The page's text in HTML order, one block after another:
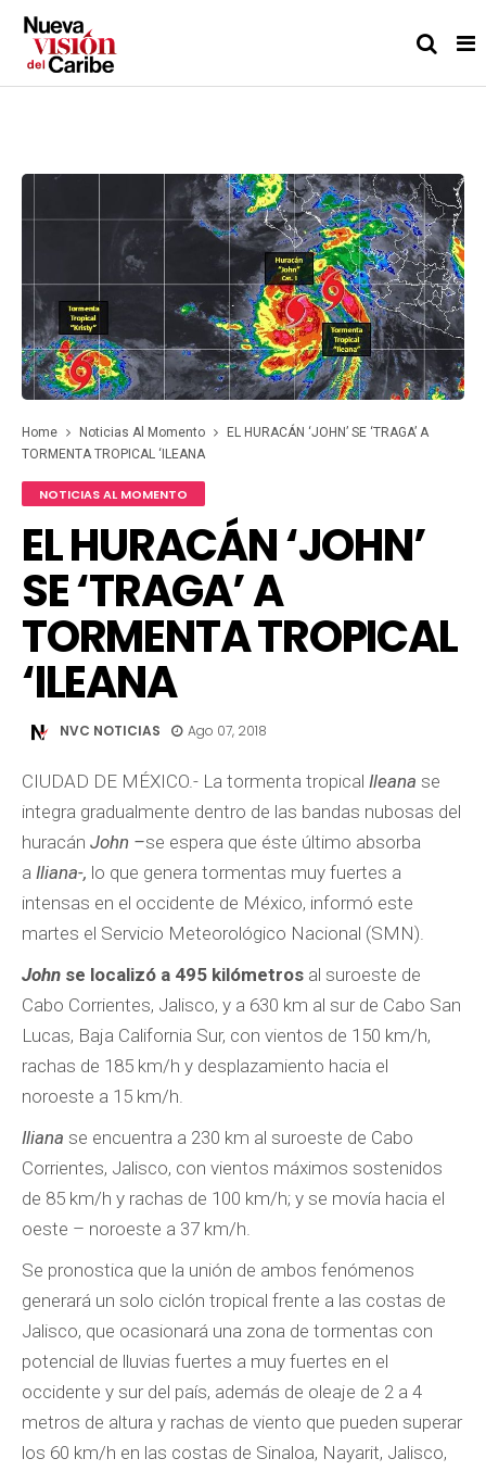
Home Noticias Al Momento
EL HURACÁN ‘JOHN’ SE ‘TRAGA’ A
TORMENTA TROPICAL ‘ILEANA
NOTICIAS AL MOMENTO
EL HURACÁN ‘JOHN’
SE ‘TRAGA’ A
TORMENTA TROPICAL
‘ILEANA
NVC NOTICIAS Ago 07, 2018
CIUDAD DE MÉXICO.- La tormenta tropical Ileana se
integra gradualmente dentro de las bandas nubosas del
huracán John –se espera que éste último absorba
a Iliana-, lo que genera tormentas muy fuertes a
intensas en el occidente de México, informó este
martes el Servicio Meteorológico Nacional (SMN).
John se localizó a 495 kilómetros al suroeste de
Cabo Corrientes, Jalisco, y a 630 km al sur de Cabo San
Lucas, Baja California Sur, con vientos de 150 km/h,
rachas de 185 km/h y desplazamiento hacia el
noroeste a 15 km/h.
Iliana se encuentra a 230 km al suroeste de Cabo
Corrientes, Jalisco, con vientos máximos sostenidos
de 85 km/h y rachas de 100 km/h; y se movía hacia el
oeste – noroeste a 37 km/h.
Se pronostica que la unión de ambos fenómenos
generará un solo ciclón tropical frente a las costas de
Jalisco, que ocasionará una zona de tormentas con
potencial de lluvias fuertes a muy fuertes en el
occidente y sur del país, además de oleaje de 2 a 4
metros de altura y rachas de viento que pueden superar
los 60 km/h en las costas de Sinaloa, Nayarit, Jalisco,